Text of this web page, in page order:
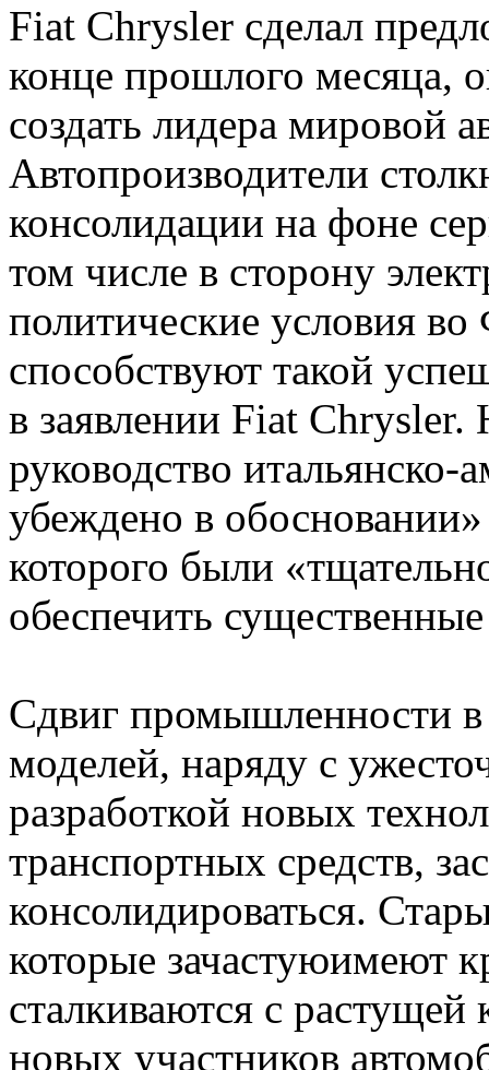
Fiat Chrysler сделал
конце прошлого месяца,
создать лидера мировой
Автопроизводители
консолидации на фоне
том числе в сторону
политические условия
способствуют такой
в заявлении Fiat Chrysler.
руководство
убеждено в
которого были
обеспечить
Сдвиг промышленности в
моделей, наряду с
разработкой новых
транспортных средств,
консолидироваться.
которые зачастуюимеют
сталкиваются с
новых участников